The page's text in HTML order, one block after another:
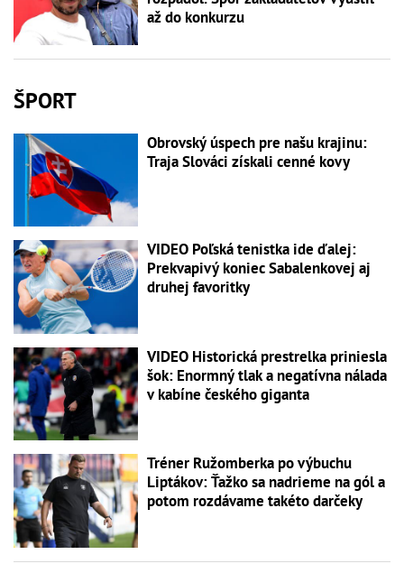
až do konkurzu
ŠPORT
Obrovský úspech pre našu krajinu:
Traja Slováci získali cenné kovy
VIDEO Poľská tenistka ide ďalej:
Prekvapivý koniec Sabalenkovej aj
druhej favoritky
VIDEO Historická prestrelka priniesla
šok: Enormný tlak a negatívna nálada
v kabíne českého giganta
Tréner Ružomberka po výbuchu
Liptákov: Ťažko sa nadrieme na gól a
potom rozdávame takéto darčeky